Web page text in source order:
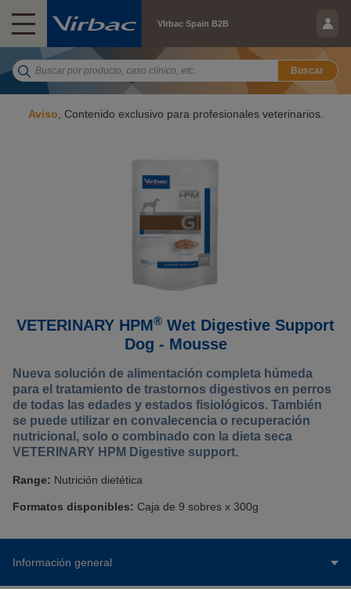
VIrbac Spain B2B
Buscar
Aviso , Contenido exclusivo para profesionales veterinarios.
VETERINARY HPM® Wet Digestive Support
Dog - Mousse
Nueva solución de alimentación completa húmeda
para el tratamiento de trastornos digestivos en perros
de todas las edades y estados fisiológicos. También
se puede utilizar en convalecencia o recuperación
nutricional, solo o combinado con la dieta seca
VETERINARY HPM Digestive support.
Range: Nutrición dietética
Formatos disponibles: Caja de 9 sobres x 300g
Información general